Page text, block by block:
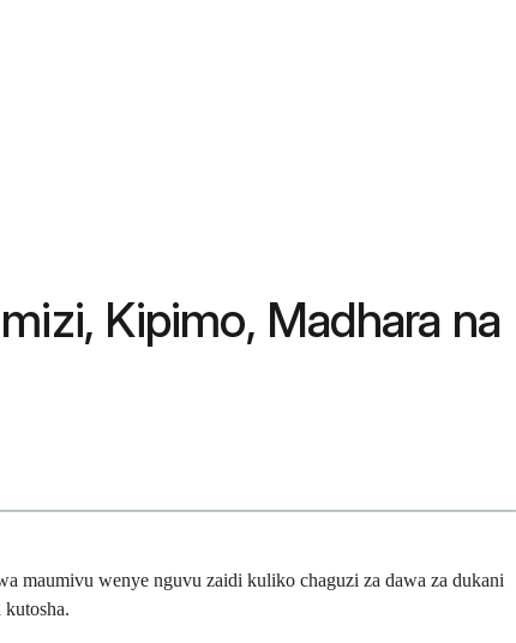
Kipimo, Madhara na
maumivu wenye nguvu zaidi kuliko chaguzi za dawa za dukani